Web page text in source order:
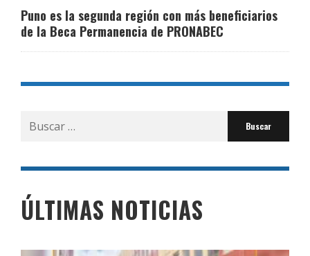
Puno es la segunda región con más beneficiarios
de la Beca Permanencia de PRONABEC
Buscar
por:
ÚLTIMAS NOTICIAS